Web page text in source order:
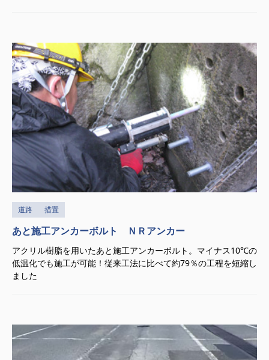
道路 措置
あと施工アンカーボルト ＮＲアンカー
アクリル樹脂を用いたあと施工アンカーボルト。マイナス10℃の
低温化でも施工が可能！従来工法に比べて約79％の工程を短縮し
ました